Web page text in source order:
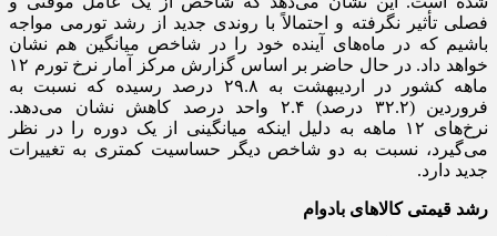
فصلی تأثیر نگرفته و احتمالاً با روندی جدید از رشد تورمی مواجه
باشیم که در ماه‌های آینده خود را در شاخص میانگین هم نشان
خواهد داد. در حال حاضر بر اساس گزارش مرکز آمار نرخ تورم ۱۲
ماهه کشور در اردیبهشت به ۲۹.۸ درصد رسیده که نسبت به
فروردین (۳۲.۲ درصد) ۲.۴ واحد درصد کاهش نشان می‌دهد.
نرخ‌های ۱۲ ماهه به دلیل اینکه میانگینی از یک دوره را در نظر
می‌گیرد، نسبت به دو شاخص دیگر حساسیت کمتری به تغییرات
جدید دارد.
رشد قیمتی کالاهای بادوام